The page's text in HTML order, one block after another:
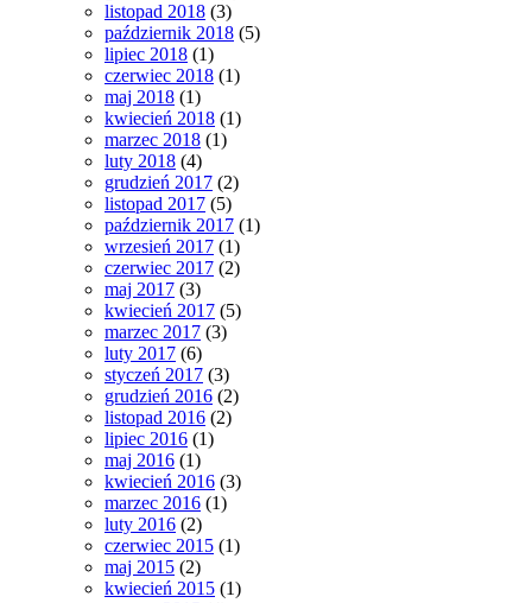
listopad 2018 (3)
październik 2018 (5)
lipiec 2018 (1)
czerwiec 2018 (1)
maj 2018 (1)
kwiecień 2018 (1)
marzec 2018 (1)
luty 2018 (4)
grudzień 2017 (2)
listopad 2017 (5)
październik 2017 (1)
wrzesień 2017 (1)
czerwiec 2017 (2)
maj 2017 (3)
kwiecień 2017 (5)
marzec 2017 (3)
luty 2017 (6)
styczeń 2017 (3)
grudzień 2016 (2)
listopad 2016 (2)
lipiec 2016 (1)
maj 2016 (1)
kwiecień 2016 (3)
marzec 2016 (1)
luty 2016 (2)
czerwiec 2015 (1)
maj 2015 (2)
kwiecień 2015 (1)